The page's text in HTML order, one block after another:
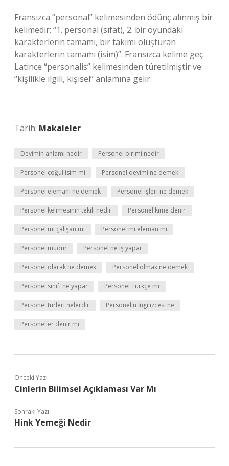
Fransızca “personal” kelimesinden ödünç alınmış bir
kelimedir: “1. personal (sıfat), 2. bir oyundaki
karakterlerin tamamı, bir takımı oluşturan
karakterlerin tamamı (isim)”. Fransızca kelime geç
Latince “personalis” kelimesinden türetilmiştir ve
“kişilikle ilgili, kişisel” anlamına gelir.
Tarih: Makaleler
Deyimin anlamı nedir Personel birimi nedir
Personel çoğul isim mi Personel deyimi ne demek
Personel elemanı ne demek Personel işleri ne demek
Personel kelimesinin tekili nedir Personel kime denir
Personel mi çalışan mı Personel mi eleman mı
Personel müdür Personel ne iş yapar
Personel olarak ne demek Personel olmak ne demek
Personel sınıfı ne yapar Personel Türkçe mi
Personel türleri nelerdir Personelin İngilizcesi ne
Personeller denir mi
Önceki Yazı
Cinlerin Bilimsel Açıklaması Var Mı
Sonraki Yazı
Hink Yemeği Nedir